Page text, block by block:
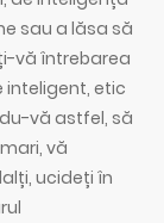
sau a lăsa să
vă întrebarea
etic
vă astfel, să
vă
ucideți în